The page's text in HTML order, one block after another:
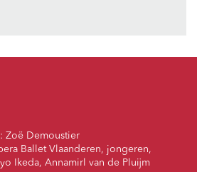
Zoë Demoustier
Ballet Vlaanderen, jongeren,
Ikeda, Annamirl van de Pluijm